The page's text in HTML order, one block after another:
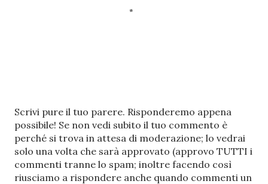
P
o
s
t
a
u
Scrivi pure il tuo parere. Risponderemo appena
possibile! Se non vedi subito il tuo commento è
perché si trova in attesa di moderazione; lo vedrai
solo una volta che sarà approvato (approvo TUTTI i
commenti tranne lo spam; inoltre facendo così
riusciamo a rispondere anche quando commenti un